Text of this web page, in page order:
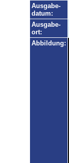
Ausgabe-
datum:
Ausgabe-
ort:
Abbildung: